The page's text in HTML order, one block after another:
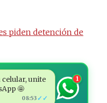
piden detención de
celular, unite
🤩
08:53 ✓✓
1